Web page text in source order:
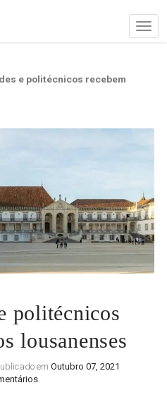
e politécnicos recebem
politécnicos
lousanenses
em Outubro 07, 2021